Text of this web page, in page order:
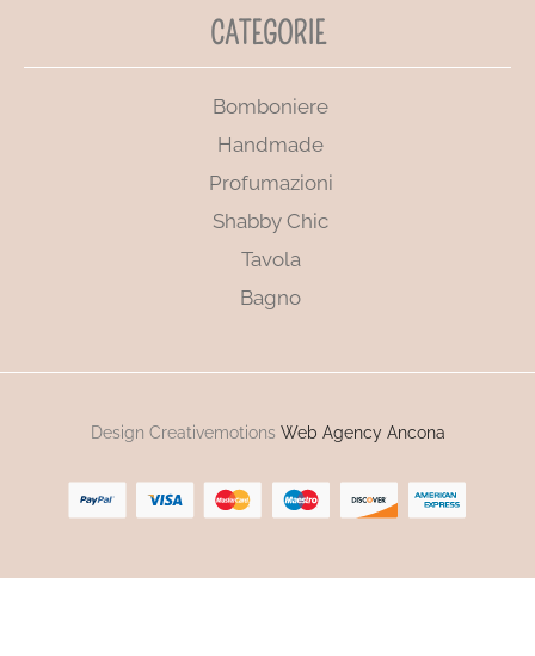
CATEGORIE
Bomboniere
Handmade
Profumazioni
Shabby Chic
Tavola
Bagno
Design Creativemotions Web Agency Ancona